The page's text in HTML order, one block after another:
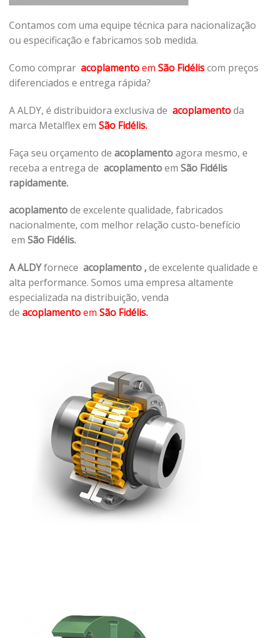
Contamos com uma equipe técnica para nacionalização
ou especificação e fabricamos sob medida.
Como comprar acoplamentoem São Fidéliscom preços
diferenciados e entrega rápida?
A ALDY, é distribuidora exclusiva de acoplamentoda
marca Metalflex em São Fidélis.
Faça seu orçamento de acoplamentoagora mesmo, e
receba a entrega de acoplamentoem São Fidélis
rapidamente.
acoplamentode excelente qualidade, fabricados
nacionalmente, com melhor relação custo-benefício
em São Fidélis.
A ALDYfornece acoplamento ,de excelente qualidade e
alta performance. Somos uma empresa altamente
especializada na distribuição, venda
de acoplamentoem São Fidélis.